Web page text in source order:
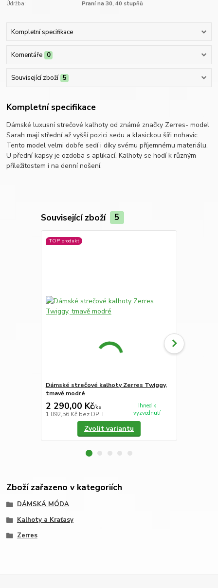
Údržba:
Praní na 30, 40 stupňů
Kompletní specifikace
Komentáře 0
Související zboží 5
Kompletní specifikace
Dámské luxusní strečové kalhoty od známé značky Zerres- model
Sarah mají střední až vyšší pozici sedu a klasickou šíři nohavic.
Tento model velmi dobře sedí i díky svému příjemnému materiálu.
U přední kapsy je ozdoba s aplikací. Kalhoty se hodí k různým
příležitostem i na denní nošení.
Související zboží 5
TOP produkt
Dámské strečové kalhoty Zerres Twiggy,
tmavě modré
2 290,00 Kč/ks
1 892,56 Kč bez DPH
Ihned k
vyzvednutí
Zvolit variantu
Zboží zařazeno v kategoriích
DÁMSKÁ MÓDA
Kalhoty a Kraťasy
Zerres